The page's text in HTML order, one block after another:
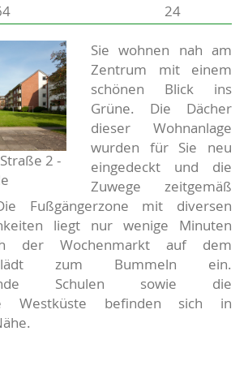
Immobilie
24
2 -
Sie wohnen nah am
Zentrum mit einem
schönen Blick ins
Grüne. Die Dächer
dieser Wohnanlage
wurden für Sie neu
eingedeckt und die
Zuwege zeitgemäß
Fußgängerzone mit diversen
liegt nur wenige Minuten
der Wochenmarkt auf dem
lädt zum Bummeln ein.
Schulen sowie die
Westküste befinden sich in